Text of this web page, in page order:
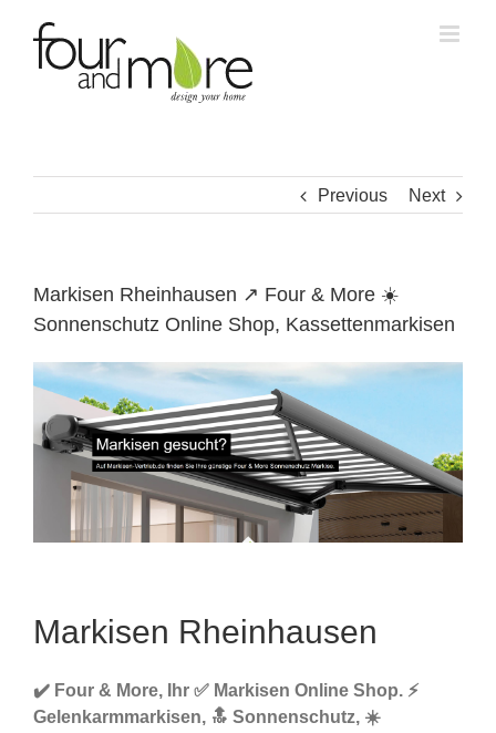
content
Previous Next
Markisen Rheinhausen ↗️ Four & More ☀️
Sonnenschutz Online Shop, Kassettenmarkisen
Markisen Rheinhausen
✔️ Four & More, Ihr ✅ Markisen Online Shop. ⚡
Gelenkarmmarkisen, 🔝 Sonnenschutz, ☀️